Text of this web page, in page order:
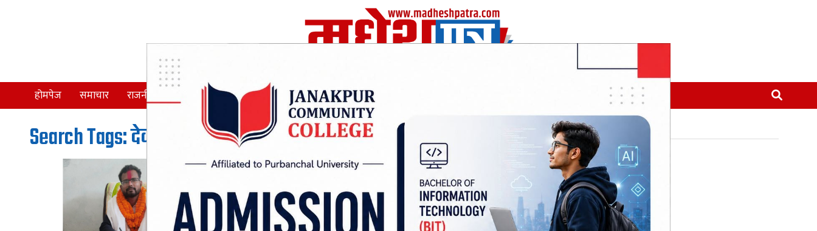
होमपेज समाचार राजनीति समाज देश विचार अर्थ/वाणिज शिक्षा थप
Search Tags: देव शरण यादव